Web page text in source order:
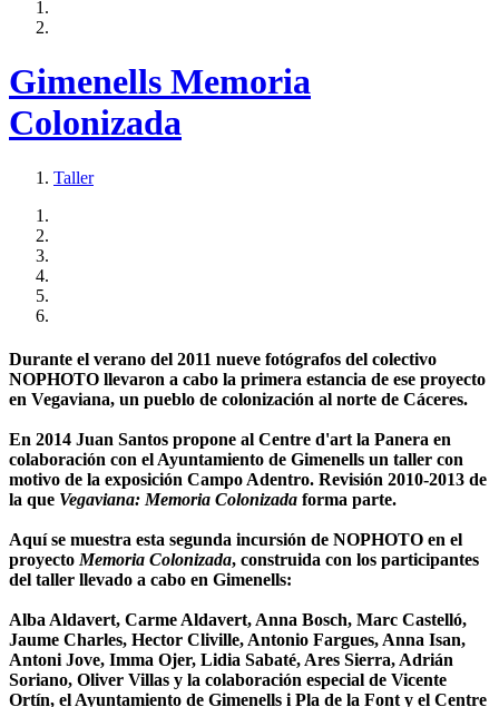
Gimenells Memoria
Colonizada
Taller
Durante el verano del 2011 nueve fotógrafos del colectivo
NOPHOTO llevaron a cabo la primera estancia de ese proyecto
en Vegaviana, un pueblo de colonización al norte de Cáceres.
En 2014 Juan Santos propone al Centre d'art la Panera en
colaboración con el Ayuntamiento de Gimenells un taller con
motivo de la exposición Campo Adentro. Revisión 2010-2013 de
la que Vegaviana: Memoria Colonizada forma parte.
Aquí se muestra esta segunda incursión de NOPHOTO en el
proyecto Memoria Colonizada, construida con los participantes
del taller llevado a cabo en Gimenells:
Alba Aldavert, Carme Aldavert, Anna Bosch, Marc Castelló,
Jaume Charles, Hector Cliville, Antonio Fargues, Anna Isan,
Antoni Jove, Imma Ojer, Lidia Sabaté, Ares Sierra, Adrián
Soriano, Oliver Villas y la colaboración especial de Vicente
Ortín, el Ayuntamiento de Gimenells i Pla de la Font y el Centre